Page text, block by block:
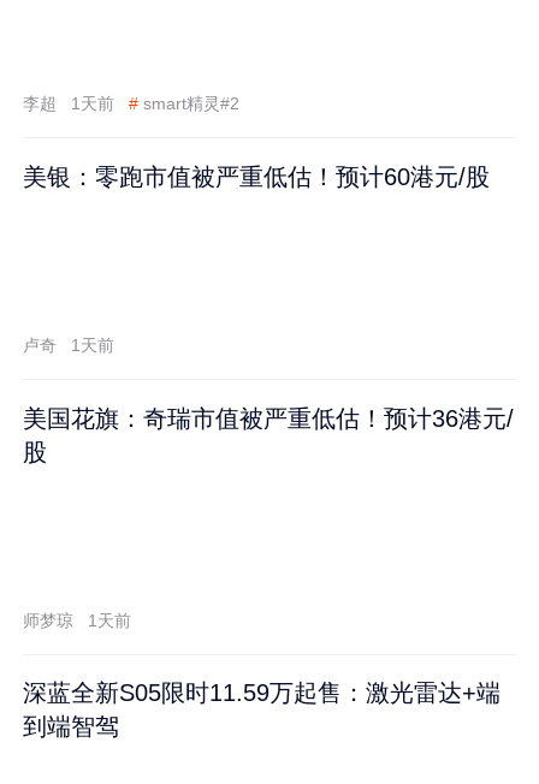
李超 1天前 # smart精灵#2
美银：零跑市值被严重低估！预计60港元/股
卢奇 1天前
美国花旗：奇瑞市值被严重低估！预计36港元/
股
师梦琼 1天前
深蓝全新S05限时11.59万起售：激光雷达+端
到端智驾